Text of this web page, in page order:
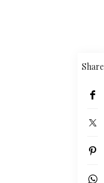
Share